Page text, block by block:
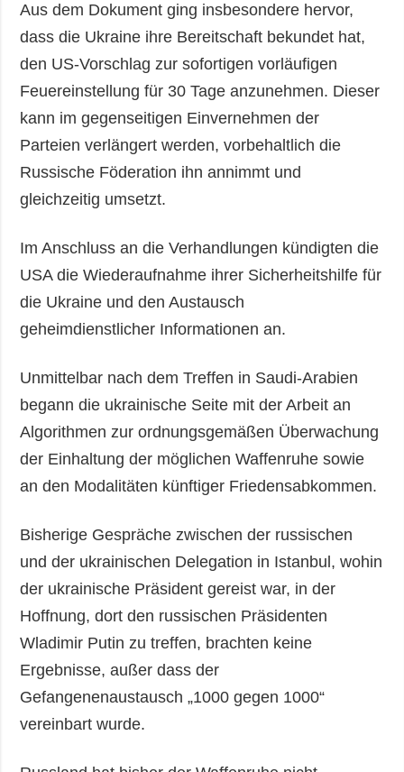
Aus dem Dokument ging insbesondere hervor,
dass die Ukraine ihre Bereitschaft bekundet hat,
den US-Vorschlag zur sofortigen vorläufigen
Feuereinstellung für 30 Tage anzunehmen. Dieser
kann im gegenseitigen Einvernehmen der
Parteien verlängert werden, vorbehaltlich die
Russische Föderation ihn annimmt und
gleichzeitig umsetzt.
Im Anschluss an die Verhandlungen kündigten die
USA die Wiederaufnahme ihrer Sicherheitshilfe für
die Ukraine und den Austausch
geheimdienstlicher Informationen an.
Unmittelbar nach dem Treffen in Saudi-Arabien
begann die ukrainische Seite mit der Arbeit an
Algorithmen zur ordnungsgemäßen Überwachung
der Einhaltung der möglichen Waffenruhe sowie
an den Modalitäten künftiger Friedensabkommen.
Bisherige Gespräche zwischen der russischen
und der ukrainischen Delegation in Istanbul, wohin
der ukrainische Präsident gereist war, in der
Hoffnung, dort den russischen Präsidenten
Wladimir Putin zu treffen, brachten keine
Ergebnisse, außer dass der
Gefangenenaustausch „1000 gegen 1000“
vereinbart wurde.